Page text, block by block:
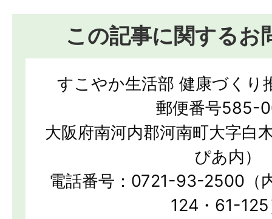
この記事に関するお
すこやか生活部 健康づくり
郵便番号585-
大阪府南河内郡河南町大字白
ぴあ内）
電話番号：0721-93-2500（
124・61-